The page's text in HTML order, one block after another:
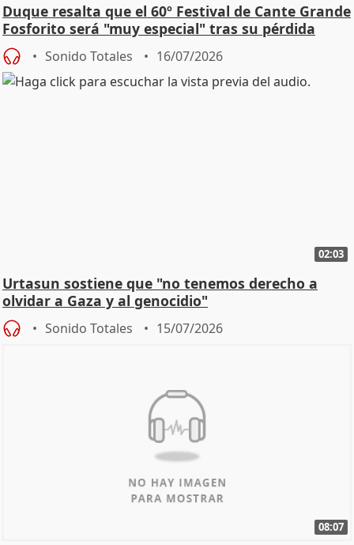
Duque resalta que el 60º Festival de Cante Grande
Fosforito será "muy especial" tras su pérdida
Sonido Totales 16/07/2026
02:03
Urtasun sostiene que "no tenemos derecho a
olvidar a Gaza y al genocidio"
Sonido Totales 15/07/2026
08:07